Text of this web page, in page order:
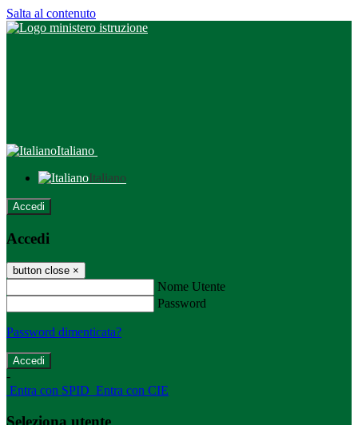
Salta al contenuto
Italiano
Italiano
Accedi
Accedi
button close ×
Nome Utente
Password
Password dimenticata?
-
Entra con SPID Entra con CIE
Seleziona utente